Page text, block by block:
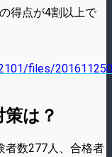
得点が4割以上で
files/
策は？
者数277人、合格者